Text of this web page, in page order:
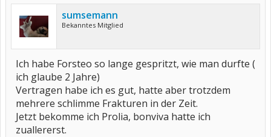
sumsemann
Bekanntes Mitglied
Ich habe Forsteo so lange gespritzt, wie man durfte (
ich glaube 2 Jahre)
Vertragen habe ich es gut, hatte aber trotzdem
mehrere schlimme Frakturen in der Zeit.
Jetzt bekomme ich Prolia, bonviva hatte ich
zuallererst.